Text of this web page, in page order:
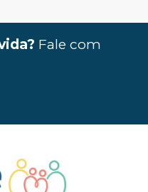
Fale com